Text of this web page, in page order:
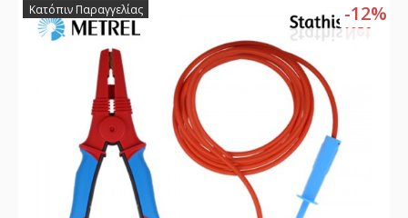
-12%
Κατόπιν Παραγγελίας